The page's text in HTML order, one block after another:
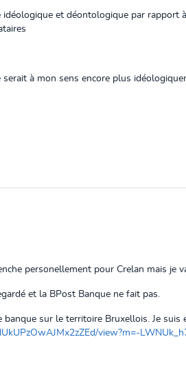
et déontologique par rapport
à mon sens encore plus
personellement pour Crelan mais je
et la BPost Banque ne fait pas.
sur le territoire Bruxellois. Je
view?m=-